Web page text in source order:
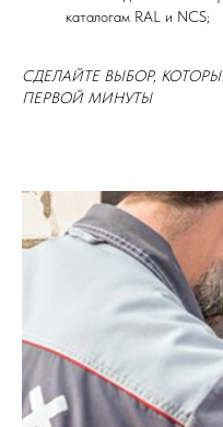
каталогам RAL и NCS;
СДЕЛАЙТЕ ВЫБОР,
ПЕРВОЙ МИНУТЫ